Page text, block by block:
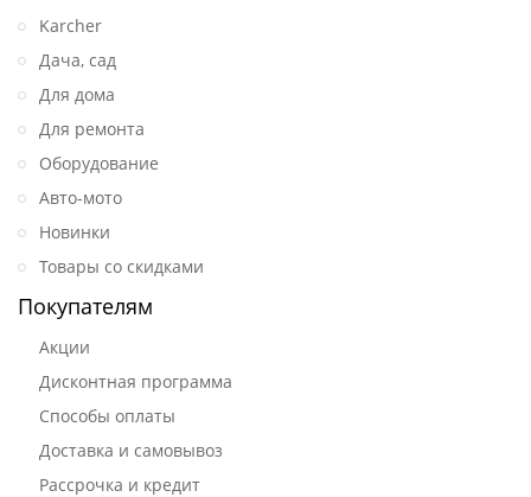
Karcher
Дача, сад
Для дома
Для ремонта
Оборудование
Авто-мото
Новинки
Товары со скидками
Покупателям
Акции
Дисконтная программа
Способы оплаты
Доставка и самовывоз
Рассрочка и кредит